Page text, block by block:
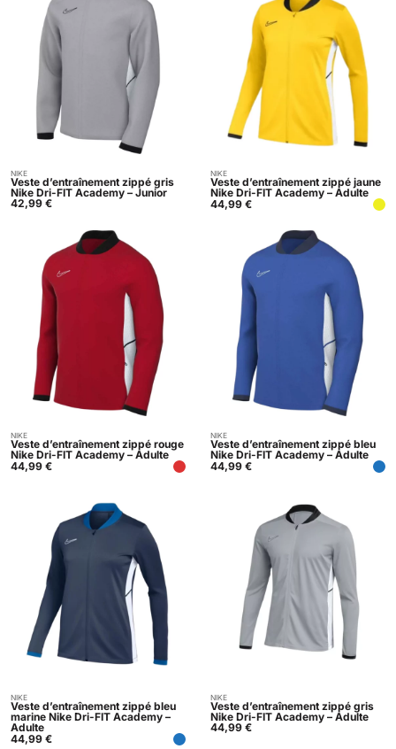
Acheter
NIKE
Veste d’entraînement zippé gris
Nike Dri-FIT Academy – Junior
42,99 €
Acheter
NIKE
Veste d’entraînement zippé jaune
Nike Dri-FIT Academy – Adulte
44,99 €
Acheter
NIKE
Veste d’entraînement zippé rouge
Nike Dri-FIT Academy – Adulte
44,99 €
Acheter
NIKE
Veste d’entraînement zippé bleu
Nike Dri-FIT Academy – Adulte
44,99 €
Acheter
NIKE
Veste d’entraînement zippé bleu
marine Nike Dri-FIT Academy –
Adulte
44,99 €
Acheter
NIKE
Veste d’entraînement zippé gris
Nike Dri-FIT Academy – Adulte
44,99 €